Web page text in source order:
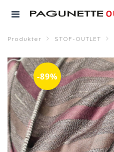
Produkter STOF-OUTLET
-89%